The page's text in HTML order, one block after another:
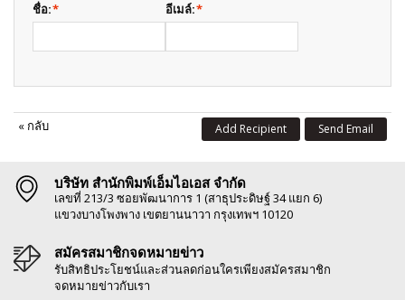
*
ชื่อ: *
อีเมล์:
« กลับ Send Email
Add Recipient
บริษัท สำนักพิมพ์เอ็มไอเอส จำกัด
เลขที่ 213/3 ซอยพัฒนาการ 1 (สาธุประดิษฐ์ 34 แยก 6)
แขวงบางโพงพาง เขตยานนาวา กรุงเทพฯ 10120
สมัครสมาชิกจดหมายข่าว
รับสิทธิประโยชน์และส่วนลดก่อนใครเพียงสมัครสมาชิก
จดหมายข่าวกับเรา